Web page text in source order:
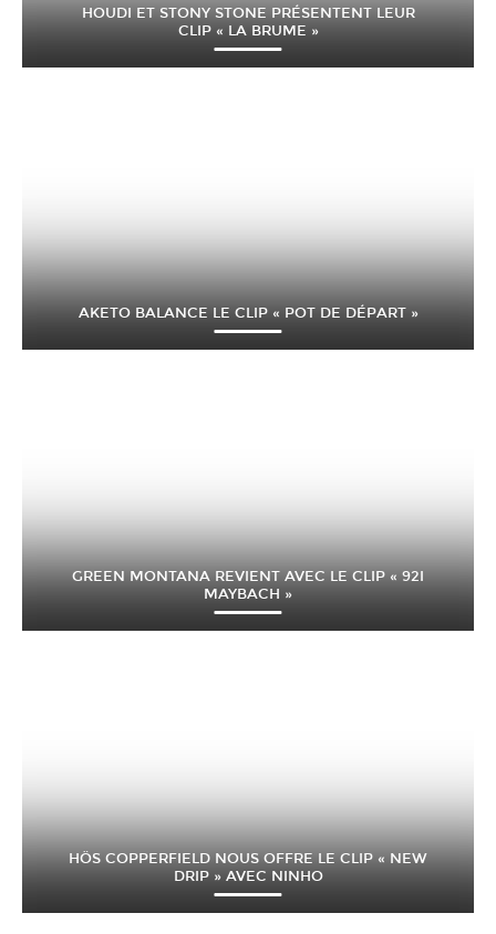
HOUDI ET STONY STONE PRÉSENTENT LEUR
CLIP « LA BRUME »
AKETO BALANCE LE CLIP « POT DE DÉPART »
GREEN MONTANA REVIENT AVEC LE CLIP « 92I
MAYBACH »
HÖS COPPERFIELD NOUS OFFRE LE CLIP « NEW
DRIP » AVEC NINHO